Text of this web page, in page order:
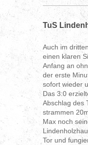
TuS
Auch im
einen klaren
Anfang an
der erste
sofort wieder
Das 3:0
Abschlag des
strammen
Max noch
Tor und